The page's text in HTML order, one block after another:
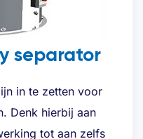
separator
in te zetten voor
Denk hierbij aan
tot aan zelfs